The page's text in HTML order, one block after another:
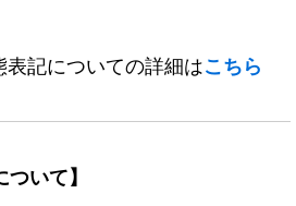
記についての詳細はこちら
いて】